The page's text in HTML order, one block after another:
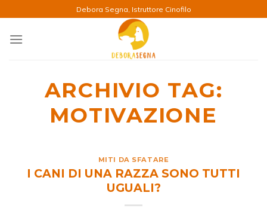
ai
contenuti
Debora Segna, Istruttore Cinofilo
ARCHIVIO TAG:
MOTIVAZIONE
MITI DA SFATARE
I CANI DI UNA RAZZA SONO TUTTI
UGUALI?